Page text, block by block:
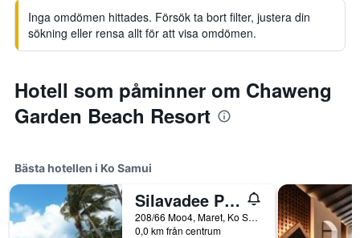
Inga omdömen hittades. Försök ta bort filter, justera din
sökning eller rensa allt för att visa omdömen.
Hotell som påminner om Chaweng
Garden Beach Resort
Bästa hotellen i Ko Samui
Silavadee Pool Spa Resort - Sha Extra Plus
208/66 Moo4, Maret, Ko Samui, Thailand
0,0 km från centrum